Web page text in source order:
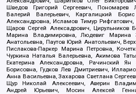
Шведов Григорий Сергеевич, Пономарев
Валерий Валерьевич, Каргалицкий
Александровна, Исламов Тимур
Щаров Сергей Алексадрович, Цирульников
Марина Владимировна, Людевиг Марина
Анатольевна, Паутов Юрий Анатольевич,
Пислакова-Паркер Марина Петровна,
Чуркина Наталья Валерьевна, Акимова
Екатерина Александровна, Рачинский
Борисовна, Гудков Лев Дмитриевич,
Анна Васильевна, Захарова Светлана
Щур Николай Алексеевич, Аверин
Андрей Юрьевич, Мосин Алексей